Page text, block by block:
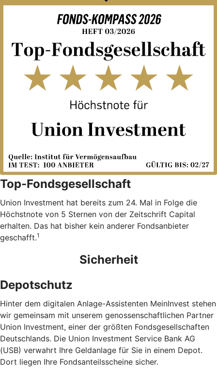
Top-Fondsgesellschaft
Union Investment hat bereits zum 24. Mal in Folge die
Höchstnote von 5 Sternen von der Zeitschrift Capital
erhalten. Das hat bisher kein anderer Fondsanbieter
geschafft.1
Sicherheit
Depotschutz
Hinter dem digitalen Anlage-Assistenten MeinInvest stehen
wir gemeinsam mit unserem genossen­schaft­lichen Partner
Union Investment, einer der größten Fondsgesellschaften
Deutschlands. Die Union Investment Service Bank AG
(USB) verwahrt Ihre Geldanlage für Sie in einem Depot.
Dort liegen Ihre Fonds­anteils­scheine sicher.